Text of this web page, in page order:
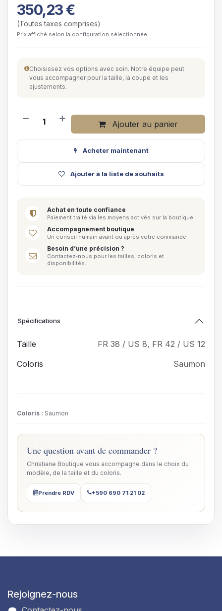
350,23€
(Toutes taxes comprises)
Prix affiché selon la configuration sélectionnée.
Choisissez vos options avec soin. Notre équipe peut
vous accompagner pour la taille, la coupe et les
ajustements.
Ajouter au panier
Acheter maintenant
Ajouter à la liste de souhaits
Achat en toute confiance
Paiement traité via les moyens activés sur la boutique.
Accompagnement boutique
Un conseil humain avant ou après votre commande.
Besoin d’une précision ?
Contactez-nous pour les tailles, coloris et
disponibilités.
Spécifications
Taille FR 38 / US 8, FR 42 / US 12
Coloris
Saumon
Coloris : Saumon
Une question avant de commander ?
Christiane Boutique vous accompagne dans le choix du
modèle, de la taille et du coloris.
Prendre RDV +590 690 71 21 02
Rejoignez-nous